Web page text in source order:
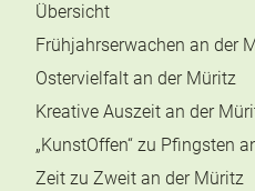
Übersicht
Frühjahrserwachen an der
Ostervielfalt an der Müritz
Kreative Auszeit an der
„KunstOffen“ zu Pfingsten
Zeit zu Zweit an der Müritz